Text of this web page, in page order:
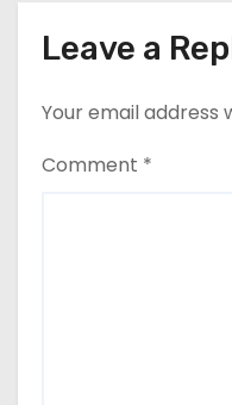
Leave a
Your email address
Comment *